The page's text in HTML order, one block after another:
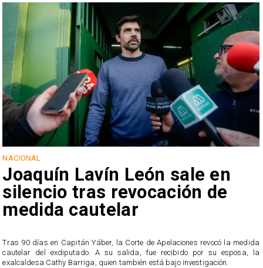
NACIONAL
Joaquín Lavín León sale en
silencio tras revocación de
medida cautelar
Tras 90 días en Capitán Yáber, la Corte de Apelaciones revocó la medida
cautelar del exdiputado. A su salida, fue recibido por su esposa, la
exalcaldesa Cathy Barriga, quien también está bajo investigación.